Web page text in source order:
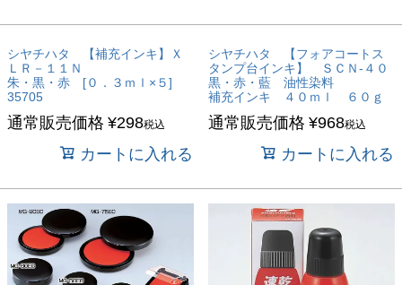
シヤチハタ 【補充インキ】Ｘ
ＬＲ－１１Ｎ
朱・黒・赤 [０．３ｍｌ×５]
35705
通常販売価格 ¥298税込
カートに入れる
シヤチハタ 【フォアコートス
タンプ台インキ】 ＳＣＮ-４０
黒・赤・藍 油性染料
補充インキ ４０ｍｌ ６０ｇ
通常販売価格 ¥968税込
カートに入れる